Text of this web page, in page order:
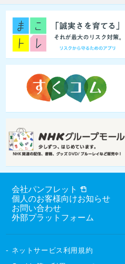
会社パンフレット
個人のお客様向けお知らせ
お問い合わせ
外部プラットフォーム
ネットサービス利用規約